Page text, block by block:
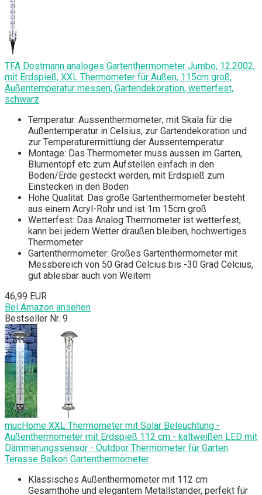
TFA Dostmann analoges Gartenthermometer Jumbo, 12.2002,
mit Erdspieß, XXL Thermometer für Außen, 115cm groß,
Außentemperatur messen, Gartendekoration, wetterfest,
schwarz
Temperatur: Aussenthermometer; mit Skala für die
Außentemperatur in Celsius, zur Gartendekoration und
zur Temperaturermittlung der Aussentemperatur
Montage: Das Thermometer muss aussen im Garten,
Blumentopf etc zum Aufstellen einfach in den
Boden/Erde gesteckt werden, mit Erdspieß zum
Einstecken in den Boden
Hohe Qualität: Das große Gartenthermometer besteht
aus einem Acryl-Rohr und ist 1m 15cm groß
Wetterfest: Das Analog Thermometer ist wetterfest;
kann bei jedem Wetter draußen bleiben, hochwertiges
Thermometer
Gartenthermometer: Großes Gartenthermometer mit
Messbereich von 50 Grad Celcius bis -30 Grad Celcius,
gut ablesbar auch von Weitem
46,99 EUR
Bei Amazon ansehen
Bestseller Nr. 9
mucHome XXL Thermometer mit Solar Beleuchtung -
Außenthermometer mit Erdspieß 112 cm - kaltweißen LED mit
Dämmerungssensor - Outdoor Thermometer für Garten
Terasse Balkon Gartenthermometer
Klassisches Außenthermometer mit 112 cm
Gesamthöhe und elegantem Metallständer, perfekt für